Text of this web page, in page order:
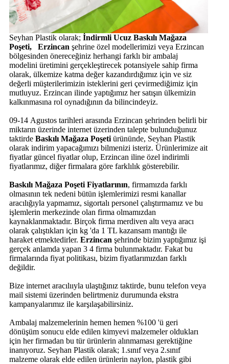
Seyhan Plastik olarak; İndirmli Ucuz Baskılı Mağaza
Poşeti, Erzincan şehrine özel modellerimizi veya Erzincan
bölgesinden önereceğiniz herhangi farklı bir ambalaj
modelini üretimini gerçekleştirecek potansiyele sahip firma
olarak, ülkemize katma değer kazandırdığımız için ve siz
değerli müşterilerimizin isteklerini geri çevirmediğimiz için
mutluyuz. Erzincan ilinde yaptığımız her satışın ülkemizin
kalkınmasına rol oynadığının da bilincindeyiz.
09-14 Agustos tarihleri arasında Erzincan şehrinden belirli bir
miktarın üzerinde internet üzerinden talepte bulunduğunuz
taktirde Baskılı Mağaza Poşeti ürününde, Seyhan Plastik
olarak indirim yapacağımızı bilmenizi isteriz. Ürünlerimize ait
fiyatlar güncel fiyatlar olup, Erzincan iline özel indirimli
fiyatlarımız, diğer firmalara göre farklılık gösterebilir.
Baskılı Mağaza Poşeti Fiyatlarının, firmamızda farklı
olmasının tek nedeni bütün işlemlerimizi resmi kanallar
aracılığıyla yapmamız, sigortalı personel çalıştırmamız ve bu
işlemlerin merkezinde olan firma olmamızdan
kaynaklanmaktadır. Birçok firma merdiven altı veya aracı
olarak çalıştıkları için kg 'da 1 TL kazansam mantığı ile
haraket etmektedirler. Erzincan şehrinde bizim yaptığımız işi
gerçek anlamda yapan 3 4 firma bulunmaktadır. Fakat bu
firmalarında fiyat politikası, bizim fiyatlarımızdan farklı
değildir.
Bize internet aracılııyla ulaştığınız taktirde, bunu telefon veya
mail sistemi üzerinden belirtmeniz durumunda ekstra
kampanyalarımız ile karşılaşabilirsiniz.
Ambalaj malzemelerinin hemen hemen %100 'ü geri
dönüşüm sonucu elde edilen kimyevi malzemeler oldukları
için her firmadan bu tür ürünlerin alınmaması gerektiğine
inanıyoruz. Seyhan Plastik olarak; 1.sınıf veya 2.sınıf
malzeme olarak elde edilen ürünlerin naylon, plastik gibi